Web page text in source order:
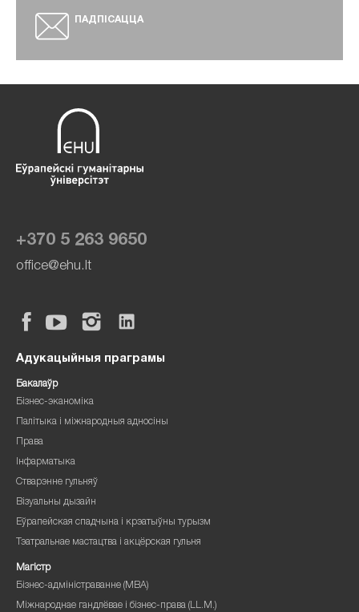
ПАДПІСАЦЦА
+370 5 263 9650
office@ehu.lt
Адукацыйныя праграмы
Бакалаўр
Бізнес-эканоміка
Палітыка і міжнародныя адносіны
Права
Інфарматыка
Стварэнне гульняў
Візуальны дызайн
Еўрапейская спадчына і крэатыўны турызм
Тэатральнае мастацтва і акцёрская гульня
Магістр
Бізнес-адміністраванне (MBA)
Міжнароднае гандлёвае і бізнес-права (LL.M.)